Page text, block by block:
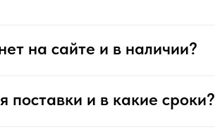
на сайте и в наличии?
поставки и в какие сроки?